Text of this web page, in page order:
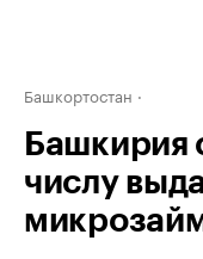
Башкортостан
Башкирия
числу